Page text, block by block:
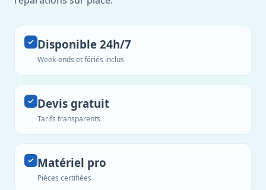
Disponible 24h/7
Week-ends et fériés inclus
Devis gratuit
Tarifs transparents
Matériel pro
Pièces certifiées